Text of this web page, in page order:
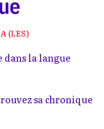
(LES)
dans la langue
sa chronique